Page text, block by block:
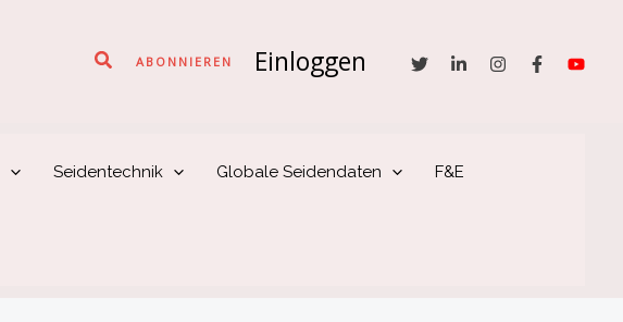
SucheABONNIEREN Einloggen
Seidentechnik Globale Seidendaten F&E